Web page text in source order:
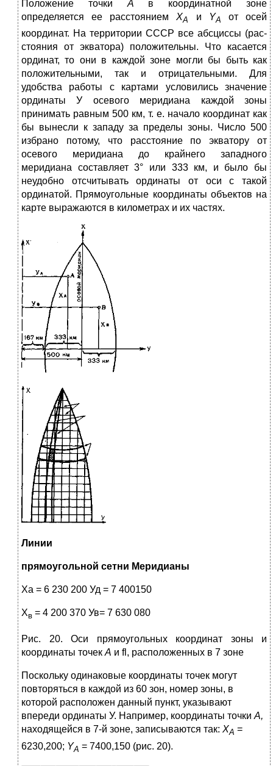
Положе­ние точки А в координатной зоне
определяется ее расстояниемХА и YA
от осей
координат. На территории СССР все абсциссы (рас­
стояния от экватора) положительны. Что касается
ординат, то они в каждой зоне могли бы быть как
положительными, так и отрица­тельными. Для
удобства работы с картами условились значение
ординаты У осевого меридиана каждой зоны
принимать равным 500 км, т. е. начало координат как
бы вынесли к западу за пределы зоны. Число 500
избрано потому, что расстояние по экватору от
осевого меридиана до крайнего западного
меридиана составляет 3° или 333 км, и было бы
неудобно отсчитывать ординаты от оси с такой
ординатой. Прямоугольные координаты объектов на
карте выражаются в километрах и их частях.
Линии
прямоугольной сетни Меридианы
Ха = 6 230 200 Уд = 7 400150
Хв = 4 200 370 Ув= 7 630 080
Рис. 20. Оси прямоугольных координат зоны и
координаты точек А и fl, рас­положенных в 7 зоне
Поскольку одинаковые координаты точек могут
повторяться в каждой из 60 зон, номер зоны, в
которой расположен данный пункт, указывают
впереди ординаты У. Например, координаты точки А,
находящейся в 7-й зоне, записываются так: ХА =
6230,200; YA = 7400,150 (рис. 20).